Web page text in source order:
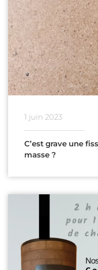
1 juin 2023
C’est grave une
masse ?